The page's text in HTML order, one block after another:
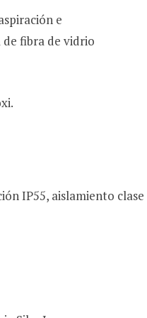
e
fibra de vidrio
IP55, aislamiento